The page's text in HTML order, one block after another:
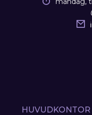
HUVUDKONTOR